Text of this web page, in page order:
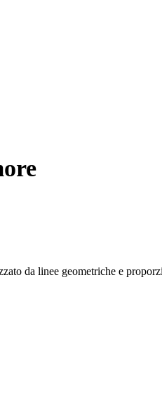
da linee geometriche e